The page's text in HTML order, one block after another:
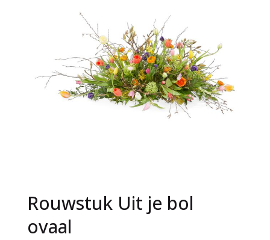
Rouwstuk Uit je bol
ovaal